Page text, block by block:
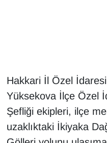
Hakkari İl Özel
Yüksekova İlçe Özel
Şefliği ekipleri, ilçe
uzaklıktaki İkiyaka
HABERDE İNSAN
İngilizce
Kadın